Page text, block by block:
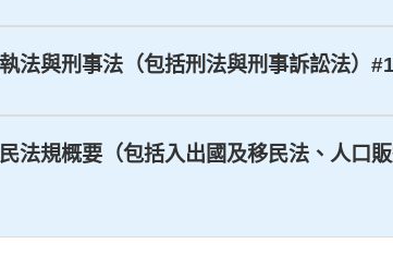
法與刑事法（包括刑法與刑事訴訟法）
法規概要（包括入出國及移民法、人口